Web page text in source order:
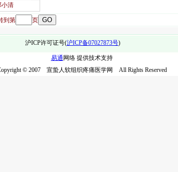
小清
到第 页
沪ICP许可证号(沪ICP备07027873号)
易通 网络 提供技术支持
© 2007 宣蛰人软组织疼痛医学网 All Rights Reserved